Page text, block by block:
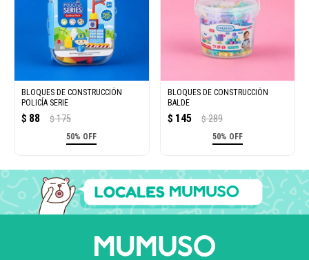
BLOQUES DE CONSTRUCCIÓN
POLICÍA SERIE
$ 88 $ 175
50% OFF
BLOQUES DE CONSTRUCCIÓN
BALDE
$ 145 $ 289
50% OFF